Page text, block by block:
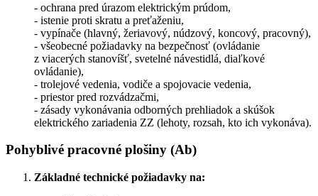
- ochrana pred úrazom elektrickým prúdom,
- istenie proti skratu a preťaženiu,
- vypínače (hlavný, žeriavový, núdzový, koncový, pracovný),
- všeobecné požiadavky na bezpečnosť (ovládanie
z viacerých stanovíšť, svetelné návestidlá, diaľkové
ovládanie),
- trolejové vedenia, vodiče a spojovacie vedenia,
- priestor pred rozvádzačmi,
- zásady vykonávania odborných prehliadok a skúšok
elektrického zariadenia ZZ (lehoty, rozsah, kto ich vykonáva).
Pohyblivé pracovné plošiny (Ab)
Základné technické požiadavky na: